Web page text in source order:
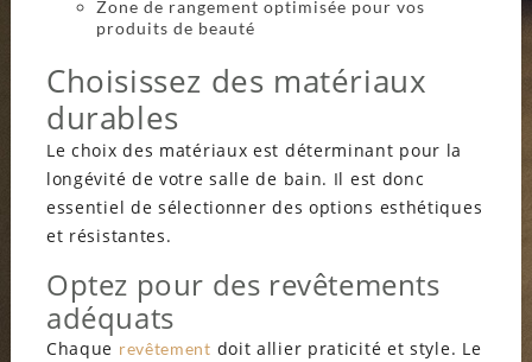
Zone de rangement optimisée pour vos
produits de beauté
Choisissez des matériaux
durables
Le choix des matériaux est déterminant pour la
longévité de votre salle de bain. Il est donc
essentiel de sélectionner des options esthétiques
et résistantes.
Optez pour des revêtements
adéquats
Chaque revêtement doit allier praticité et style. Le